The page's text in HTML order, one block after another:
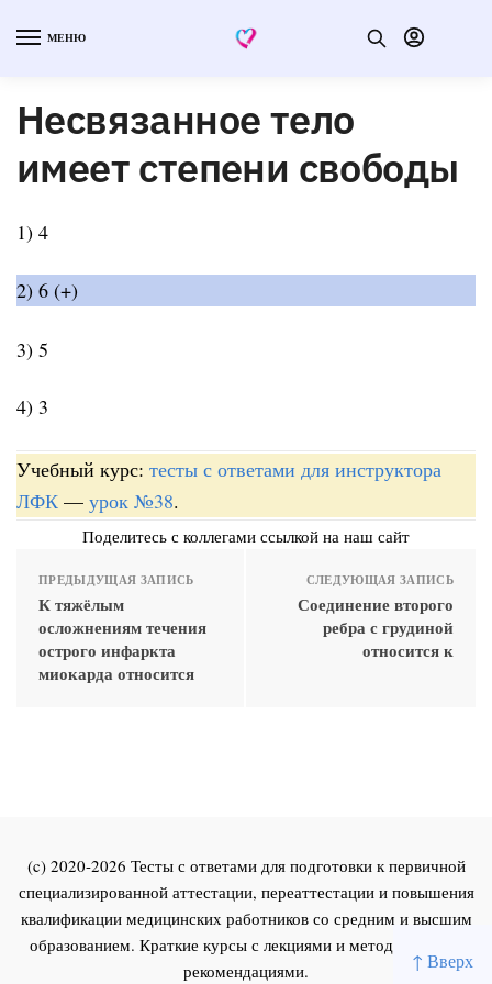
↑ Вверх
МЕНЮ
Несвязанное тело
имеет степени свободы
1) 4
2) 6 (+)
3) 5
4) 3
Учебный курс: тесты с ответами для инструктора
ЛФК — урок №38.
Поделитесь с коллегами ссылкой на наш сайт
ПРЕДЫДУЩАЯ ЗАПИСЬ
К тяжёлым
осложнениям течения
острого инфаркта
миокарда относится
СЛЕДУЮЩАЯ ЗАПИСЬ
Соединение второго
ребра с грудиной
относится к
(c) 2020-2026 Тесты с ответами для подготовки к первичной
специализированной аттестации, переаттестации и повышения
квалификации медицинских работников со средним и высшим
образованием. Краткие курсы с лекциями и методическими
рекомендациями.